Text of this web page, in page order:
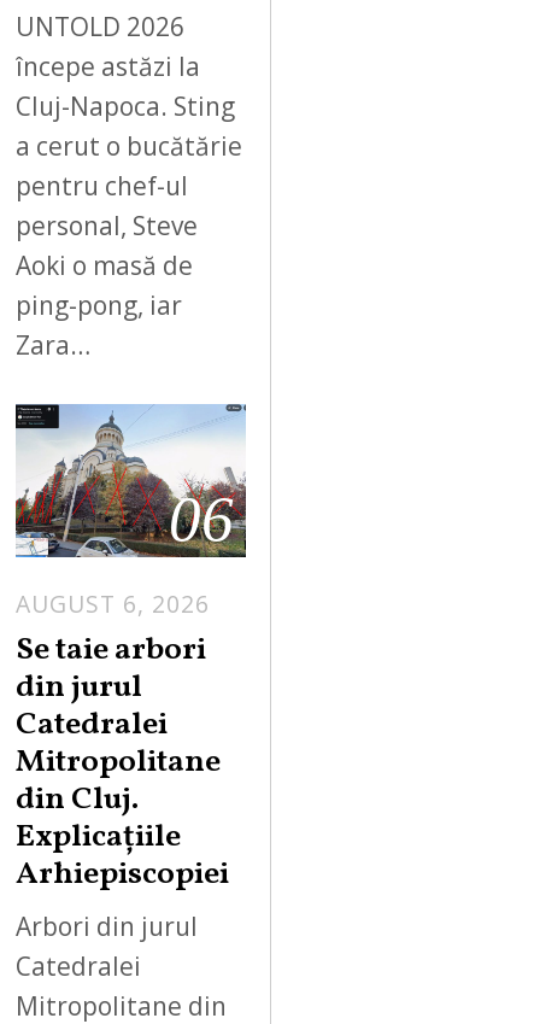
UNTOLD 2026
începe astăzi la
Cluj-Napoca. Sting
a cerut o bucătărie
pentru chef-ul
personal, Steve
Aoki o masă de
ping-pong, iar
Zara…
06
AUGUST 6, 2026
Se taie arbori
din jurul
Catedralei
Mitropolitane
din Cluj.
Explicațiile
Arhiepiscopiei
Arbori din jurul
Catedralei
Mitropolitane din